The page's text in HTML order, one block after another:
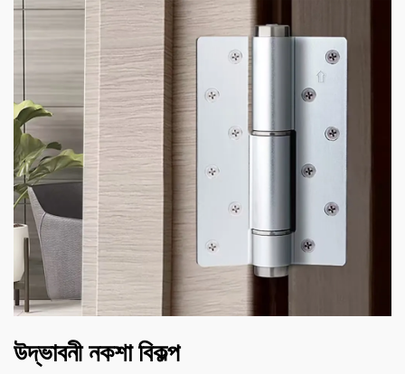
উদ্ভাবনী নকশা বিকল্প